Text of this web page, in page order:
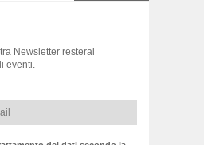
Newsletter resterai
eventi.